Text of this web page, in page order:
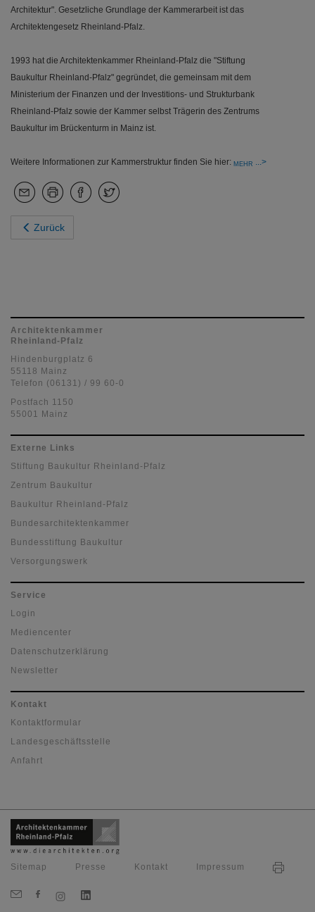
Architektur". Gesetzliche Grundlage der Kammerarbeit ist das
Architektengesetz Rheinland-Pfalz.
1993 hat die Architektenkammer Rheinland-Pfalz die "Stiftung
Baukultur Rheinland-Pfalz" gegründet, die gemeinsam mit dem
Ministerium der Finanzen und der Investitions- und Strukturbank
Rheinland-Pfalz sowie der Kammer selbst Trägerin des Zentrums
Baukultur im Brückenturm in Mainz ist.
Weitere Informationen zur Kammerstruktur finden Sie hier: MEHR
Zurück
Architektenkammer
Rheinland-Pfalz
Hindenburgplatz 6
55118 Mainz
Telefon (06131) / 99 60-0
Postfach 1150
55001 Mainz
Externe Links
Stiftung Baukultur Rheinland-Pfalz
Zentrum Baukultur
Baukultur Rheinland-Pfalz
Bundesarchitektenkammer
Bundesstiftung Baukultur
Versorgungswerk
Service
Login
Mediencenter
Datenschutzerklärung
Newsletter
Kontakt
Kontaktformular
Landesgeschäftsstelle
Anfahrt
Sitemap Presse Kontakt Impressum